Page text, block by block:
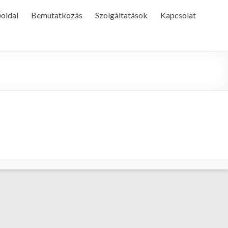
Bemutatkozás Szolgáltatások Kapcsolat